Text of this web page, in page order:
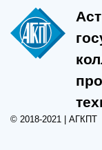
© 2018-2021 | АГКПТ